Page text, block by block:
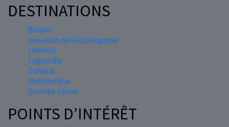
DESTINATIONS
Bilbao
San Juan de Gaztelugatxe
Lekeitio
Laguardia
Zumaia
Hondarribia
Gernika-Lumo
POINTS D’INTÉRÊT